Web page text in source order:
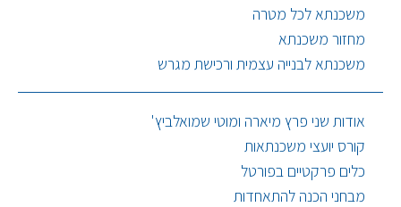
משכנתא לכל מטרה
מחזור משכנתא
משכנתא לבנייה עצמית ורכישת מגרש
אודות שני פרץ מיארה ומוטי שמואלביץ'
קורס יועצי משכנתאות
כלים פרקטיים בפורטל
מבחני הכנה להתאחדות